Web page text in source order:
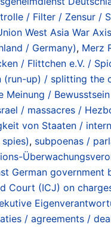
/ Filter / Zensur
West Asia War
/ Germany), Merz
/ Flittchen e.V. /
(run-up) / splitting the
Meinung /
/ massacres /
von Staaten /
, subpoenas /
German
Court (ICJ) on
/ agreements /